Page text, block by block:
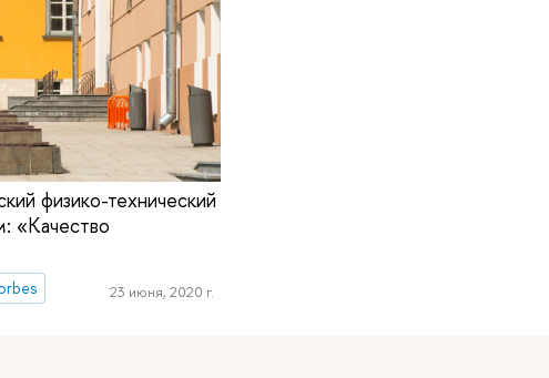
физико-технический
«Качество
23 июня, 2020 г.